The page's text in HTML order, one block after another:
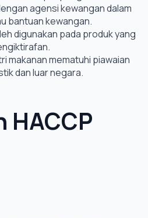
agensi kewangan dalam
bantuan kewangan.
digunakan pada produk yang
makanan mematuhi piawaian
dan luar negara.
HACCP